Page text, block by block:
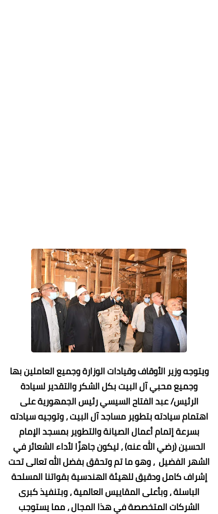
ويتوجه وزير الأوقاف وقيادات الوزارة وجميع العاملين بها
وجميع محبي آل البيت بكل الشكر والتقدير لسيادة
الرئيس/ عبد الفتاح السيسي رئيس الجمهورية على
اهتمام سيادته بتطوير مساجد آل البيت ، وتوجيه سيادته
بسرعة إتمام أعمال الصيانة والتطوير بمسجد الإمام
الحسين (رضي الله عنه) ، ليكون جاهزًا لأداء الشعائر في
الشهر الفضيل ، وهو ما تم وتحقق بفضل الله تعالى تحت
إشراف كامل ودقيق للهيئة الهندسية بقواتنا المسلحة
الباسلة ، وبأعلى المقاييس العالمية ، وبتنفيذ كبرى
الشركات المتخصصة في هذا المجال ، مما يستوجب